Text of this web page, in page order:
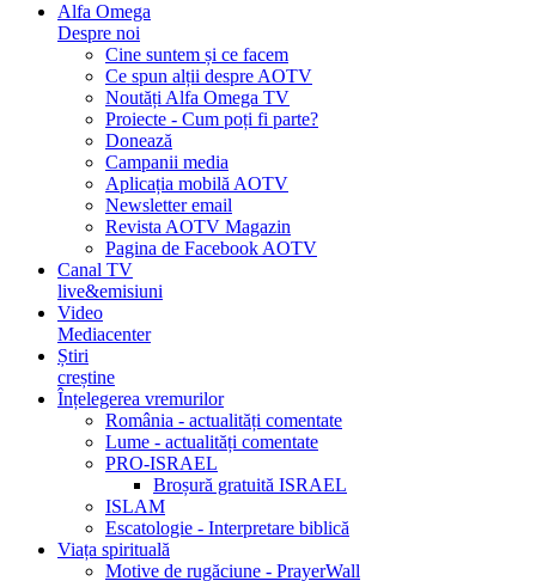
Alfa Omega
Despre noi
Cine suntem și ce facem
Ce spun alții despre AOTV
Noutăți Alfa Omega TV
Proiecte - Cum poți fi parte?
Donează
Campanii media
Aplicația mobilă AOTV
Newsletter email
Revista AOTV Magazin
Pagina de Facebook AOTV
Canal TV
live&emisiuni
Video
Mediacenter
Știri
creștine
Înțelegerea vremurilor
România - actualități comentate
Lume - actualități comentate
PRO-ISRAEL
Broșură gratuită ISRAEL
ISLAM
Escatologie - Interpretare biblică
Viața spirituală
Motive de rugăciune - PrayerWall